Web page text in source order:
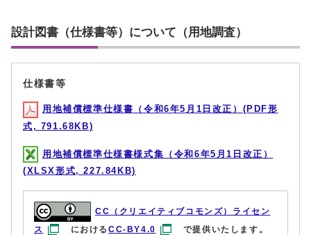
設計図書（仕様書等）について（用地調査）
仕様書等
用地補償標準仕様書（令和6年5月1日改正）(PDF形
式, 791.68KB)
用地補償標準仕様書様式集（令和6年5月1日改正）
(XLSX形式, 227.84KB)
CC（クリエイティブコモンズ）ライセン
ス
におけるCC-BY4.0 で提供いたします。